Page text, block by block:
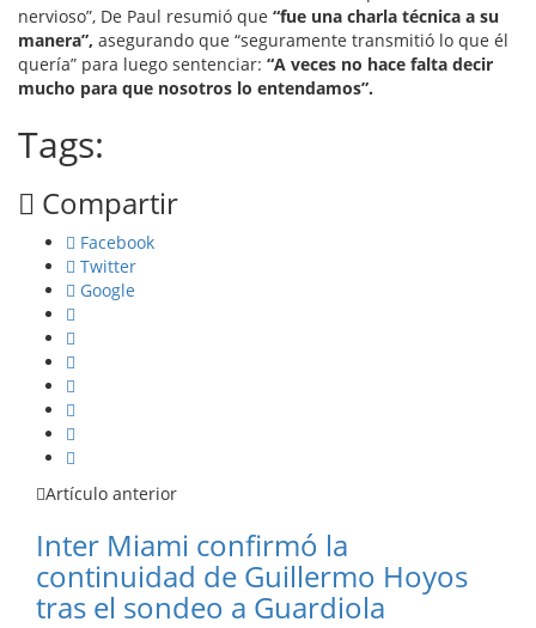
nervioso”, De Paul resumió que “fue una charla técnica a su
manera”, asegurando que “seguramente transmitió lo que él
quería” para luego sentenciar: “A veces no hace falta decir
mucho para que nosotros lo entendamos”.
Tags:
Compartir
Facebook
Twitter
Google
Artículo anterior
Inter Miami confirmó la
continuidad de Guillermo Hoyos
tras el sondeo a Guardiola